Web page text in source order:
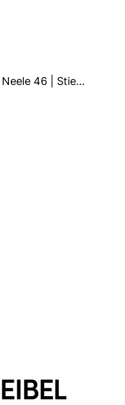
JOSEF SEIBEL Neele 46 | Stiefelette für Damen | Blau